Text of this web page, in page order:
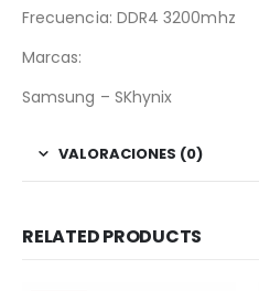
Frecuencia: DDR4 3200mhz
Marcas:
Samsung – SKhynix
VALORACIONES (0)
RELATED PRODUCTS